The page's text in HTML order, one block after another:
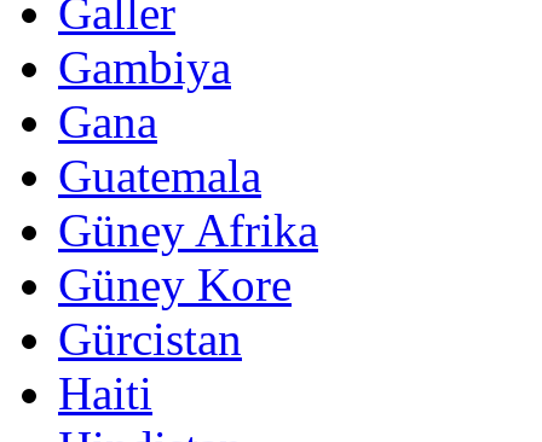
Galler
Gambiya
Gana
Guatemala
Güney Afrika
Güney Kore
Gürcistan
Haiti